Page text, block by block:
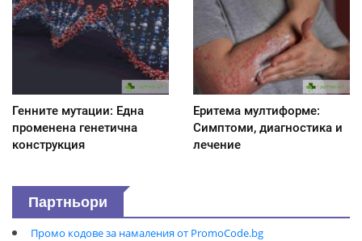
Генните мутации: Една
променена генетична
конструкция
Еритема мултиформе:
Симптоми, диагностика и
лечение
Партньори
Промо кодове за намаления от PromoCode.bg